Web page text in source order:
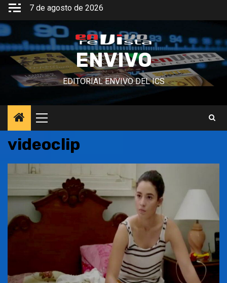
Saltar
contenido
7 de agosto de 2026
ENVIVO
EDITORIAL ENVIVO DEL ICS
Menú
principal
videoclip